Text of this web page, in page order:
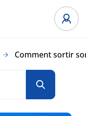
Comment sortir